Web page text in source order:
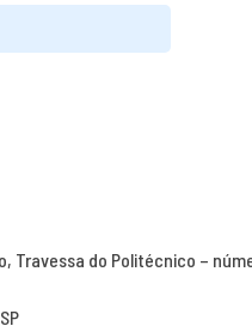
Travessa do Politécnico –